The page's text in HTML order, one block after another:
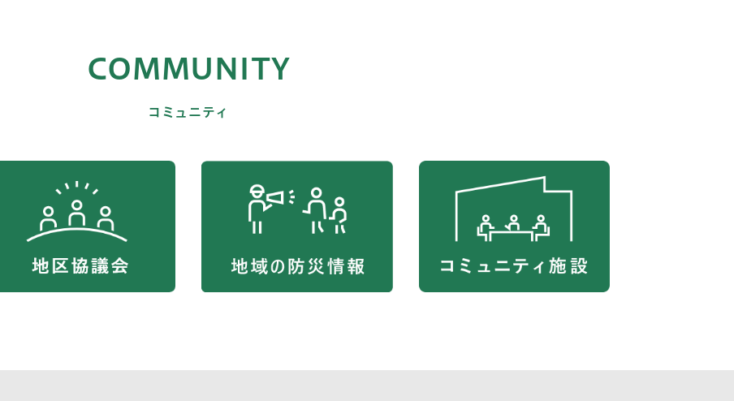
COMMUNITY
コミュニティ